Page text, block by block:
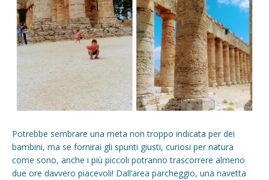
Potrebbe sembrare una meta non troppo indicata per dei
bambini, ma se fornirai gli spunti giusti, curiosi per natura
come sono, anche i più piccoli potranno trascorrere almeno
due ore davvero piacevoli! Dall’area parcheggio, una navetta